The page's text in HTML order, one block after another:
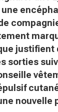
justifient
sorties
nouvelle